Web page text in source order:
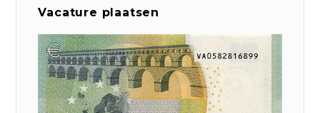
Vacature plaatsen